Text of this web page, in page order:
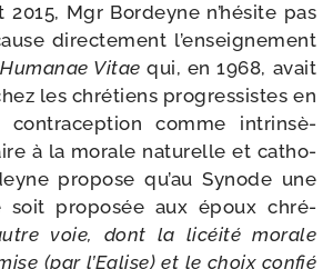
Mgr Bordeyne n’hésite pas
direc­te­ment l’enseignement
Humanae Vitae qui, en 1968, avait
les chré­tiens pro­gres­sistes en
contra­cep­tion comme intrin­sè­
à la morale natu­relle et catho­
pro­pose qu’au Synode une
soit pro­po­sée aux époux chré­
voie, dont la licéi­té morale
(par l’Eglise) et le choix confié